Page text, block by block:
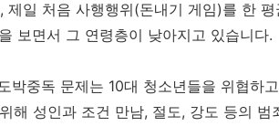
제일 처음 사행행위(돈내기 게임)를 한
보면서 그 연령층이 낮아지고 있습니다.
박중독 문제는 10대 청소년들을 위협하
해 성인과 조건 만남, 절도, 강도 등의 범